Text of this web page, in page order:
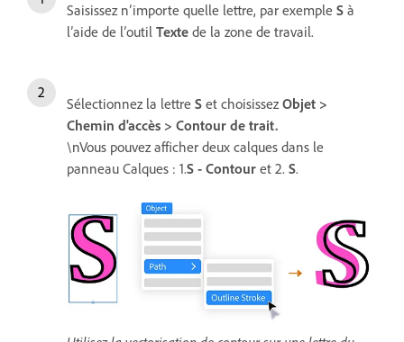
Saisissez n’importe quelle lettre, par exemple S à
l’aide de l’outil Texte de la zone de travail.
Sélectionnez la lettre S et choisissezObjet >
Chemin d'accès > Contour de trait.
\nVous pouvez afficher deux calques dans le
panneau Calques : 1.S - Contour et 2. S.